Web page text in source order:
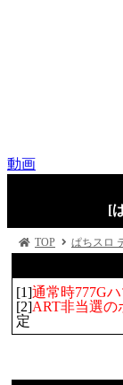
動画
[
TOP ぱちスロ
[1]通常時777Gハ
[2]ART非当選の
定